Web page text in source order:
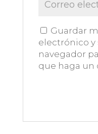
Guardar
electrónico y
navegador
que haga un